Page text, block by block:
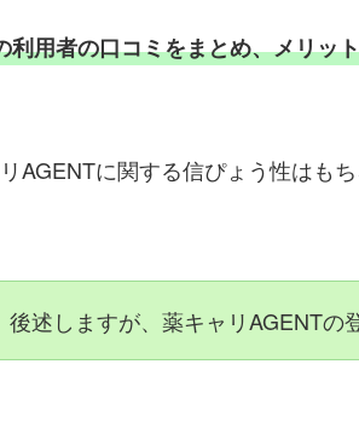
利用者の口コミをまとめ、メリッ
AGENTに関する信ぴょう性はも
後述しますが、薬キャリAGENTの